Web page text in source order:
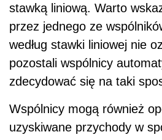
stawką liniową. Warto
przez jednego ze
według stawki liniowej nie
pozostali wspólnicy
zdecydować się na taki
Wspólnicy mogą również
uzyskiwane przychody w